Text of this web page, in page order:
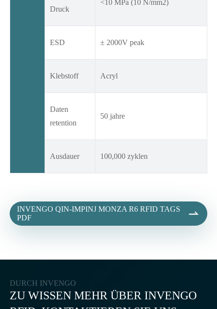
Druck
<10 MPa (10 N/mm2)
ESD ± 2000V peak
Klebstoff Acryl
Daten
retention
50 jahre
Ausdauer 100,000 zyklen
INVENGO QIN-IMPINJ MONZA R6 RFID TAGS
PDF

DURCH INVENGO
ZU WISSEN MEHR ÜBER INVENGO